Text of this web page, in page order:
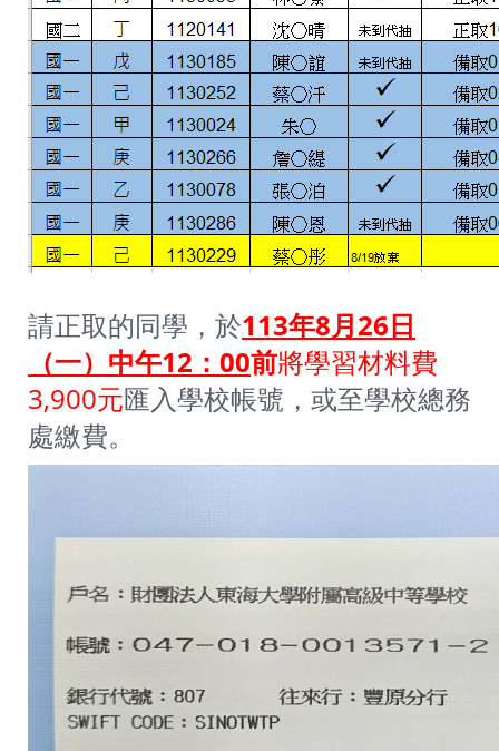
請正取的同學，於113年8月26日
（一）中午12：00前將學習材料費
3,900元匯入學校帳號，或至學校總務
處繳費。